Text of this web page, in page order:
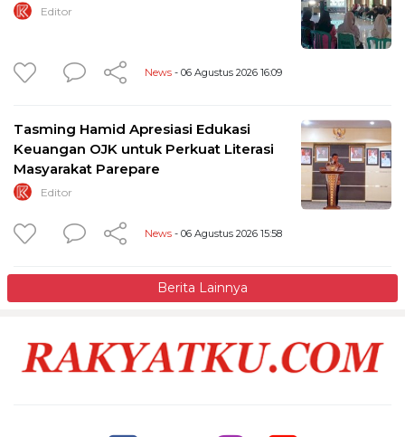
Editor
News - 06 Agustus 2026 16:09
Tasming Hamid Apresiasi Edukasi
Keuangan OJK untuk Perkuat Literasi
Masyarakat Parepare
Editor
News - 06 Agustus 2026 15:58
Berita Lainnya